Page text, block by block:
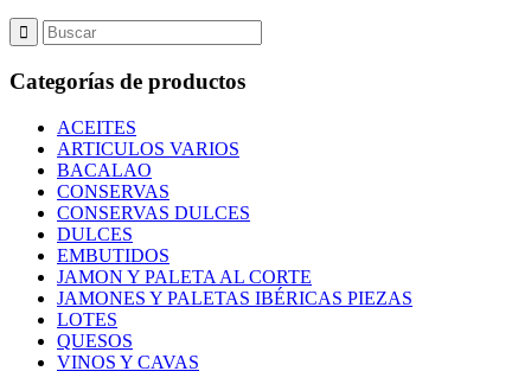
Categorías de productos
ACEITES
ARTICULOS VARIOS
BACALAO
CONSERVAS
CONSERVAS DULCES
DULCES
EMBUTIDOS
JAMON Y PALETA AL CORTE
JAMONES Y PALETAS IBÉRICAS PIEZAS
LOTES
QUESOS
VINOS Y CAVAS